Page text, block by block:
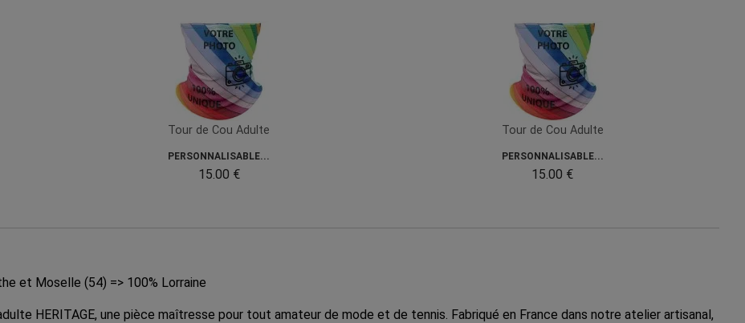
Tour de Cou Adulte
PERSONNALISABLE...
15.00 €
Tour de Cou Adulte
PERSONNALISABLE...
15.00 €
et Moselle (54) => 100% Lorraine
HERITAGE, une pièce maîtresse pour tout amateur de mode et de tennis. Fabriqué en France dans notre atelier artisanal,